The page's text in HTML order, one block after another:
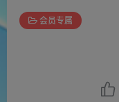
会员专属